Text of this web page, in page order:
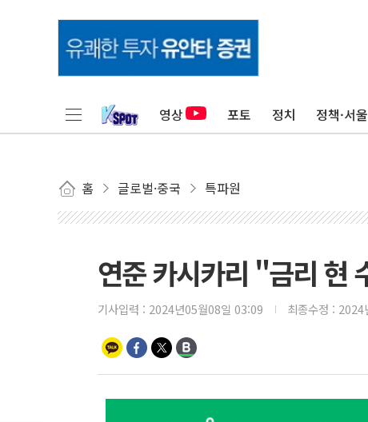
영상 포토 정치 정책·서울
홈 글로벌·중국 특파원
연준 카시카리 "금리 현
기사입력 : 2024년05월08일 03:09 최종수정 : 2024